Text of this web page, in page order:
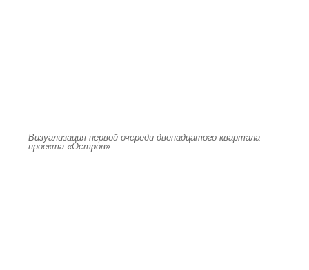
Визуализация первой очереди двенадцатого квартала
проекта «Остров»